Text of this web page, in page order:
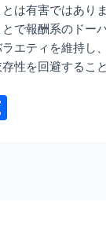
は有害ではあり
で報酬系のドー
エティを維持し
性を回避するこ